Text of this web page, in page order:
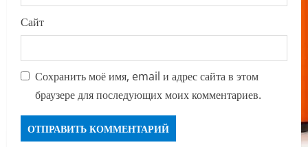
Сайт
Сохранить моё имя, email и адрес сайта в этом
браузере для последующих моих комментариев.